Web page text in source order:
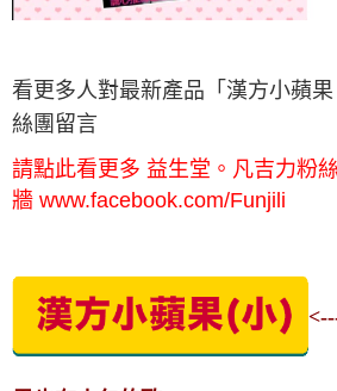
看更多人對最新產品「漢方小蘋
絲團留言
請點此看更多 益生堂。凡吉力粉
牆 www.facebook.com/Funjili